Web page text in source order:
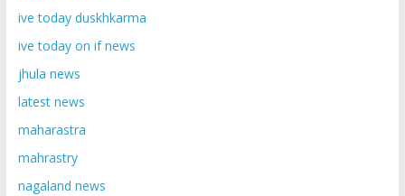
ive today duskhkarma
ive today on if news
jhula news
latest news
maharastra
mahrastry
nagaland news